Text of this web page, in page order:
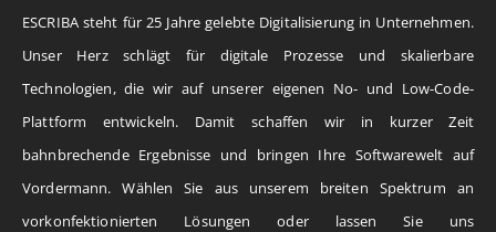
ESCRIBA steht für 25 Jahre gelebte Digitalisierung in Unternehmen.
Unser Herz schlägt für digitale Prozesse und skalierbare
Technologien, die wir auf unserer eigenen No- und Low-Code-
Plattform entwickeln. Damit schaffen wir in kurzer Zeit
bahnbrechende Ergebnisse und bringen Ihre Softwarewelt auf
Vordermann. Wählen Sie aus unserem breiten Spektrum an
vorkonfektionierten Lösungen oder lassen Sie uns